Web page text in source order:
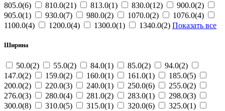
805.0(6)
810.0(21) 813.0(1) 830.0(12)
900.0(2)
905.0(1)
930.0(7) 980.0(2) 1070.0(2)
1076.0(4)
1100.0(4)
1200.0(4) 1300.0(1) 1340.0(2) Показать все
Ширина
50.0(2) 55.0(2) 84.0(1) 85.0(2)
94.0(2)
147.0(2)
159.0(2) 160.0(1) 161.0(1)
185.0(5)
200.0(2)
220.0(3) 240.0(1) 250.0(6)
255.0(2)
276.0(3)
280.0(4) 281.0(2) 283.0(1)
298.0(3)
300.0(8)
310.0(5) 315.0(1) 320.0(6)
325.0(1)